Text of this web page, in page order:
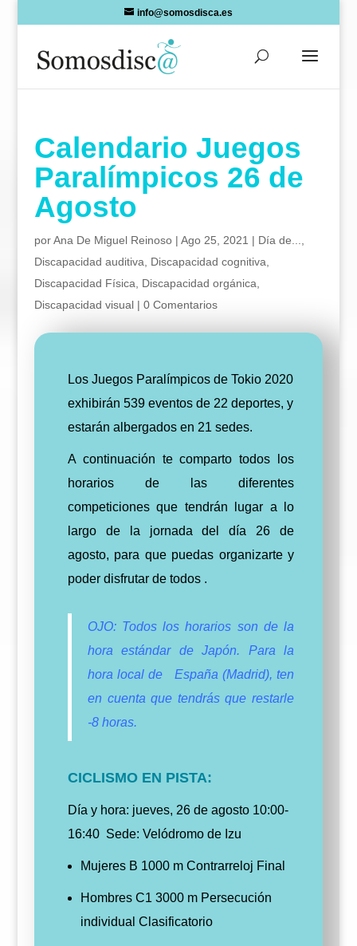
info@somosdisca.es
Calendario Juegos
Paralímpicos 26 de
Agosto
porAna De Miguel Reinoso| Ago 25, 2021 | Día de...
Discapacidad auditiva
Discapacidad cognitiva
Discapacidad Física
Discapacidad orgánica
Discapacidad visual| 0 Comentarios
Los Juegos Paralímpicos de Tokio 2020
exhibirán 539 eventos de 22 deportes, y
estarán albergados en 21 sedes.
A continuación te comparto todos los
horarios de las diferentes
competiciones que tendrán lugar a lo
largo de la jornada del día 26 de
agosto, para que puedas organizarte y
poder disfrutar de todos .
OJO: Todos los horarios son de la
hora estándar de Japón. Para la
hora local de España (Madrid), ten
en cuenta que tendrás que restarle
-8 horas.
CICLISMO EN PISTA:
Día y hora: jueves, 26 de agosto 10:00-
16:40 Sede: Velódromo de Izu
Mujeres B 1000 m Contrarreloj Final
Hombres C1 3000 m Persecución
individual Clasificatorio